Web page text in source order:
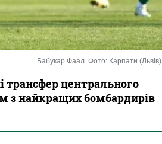
Бабукар Фаал. Фото: Карпати (Львів)
трансфер центрального
з найкращих бомбардирів